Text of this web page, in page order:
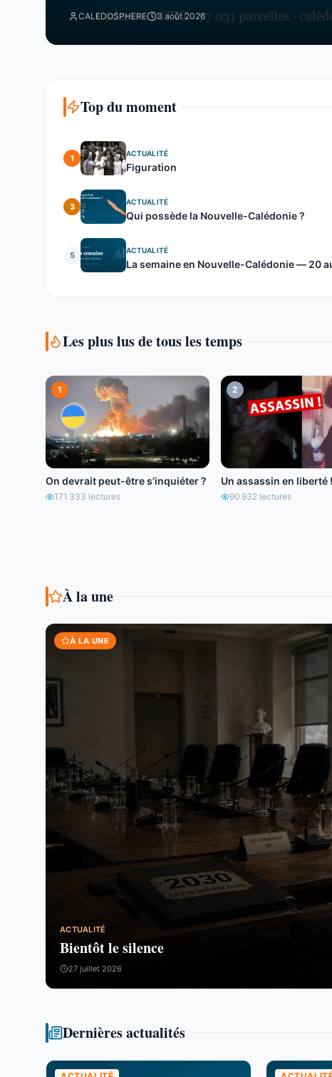
77 031 parcelles. Le résultat tient en trois
attend. Trois blocs, et un malentendu ...
CALEDOSPHERE 3 août 2026
Top du moment
1
ACTUALITÉ
Figuration
3
ACTUALITÉ
Qui possède la Nouvelle-Calédonie ?
5
ACTUALITÉ
La semaine en Nouvelle-Calédonie — 20
Les plus lus de tous les temps
1
On devrait peut-être s’inquiéter ?
171 333 lectures
2
Un assassin en liberté !
90 932 lectures
À la une
À LA UNE
ACTUALITÉ
Bientôt le silence
27 juillet 2026
Dernières actualités